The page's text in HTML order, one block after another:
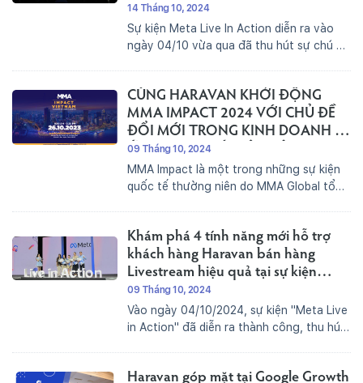
với Harasocial
14 Tháng 10, 2024
Sự kiện Meta Live In Action diễn ra vào
ngày 04/10 vừa qua đã thu hút sự chú ý
Agency, các đối tác...
CÙNG HARAVAN KHỞI ĐỘNG
MMA IMPACT 2024 VỚI CHỦ ĐỀ
ĐỔI MỚI TRONG KINH DOANH -
ỨNG DỤNG TRÍ TUỆ NHÂN TẠO
09 Tháng 10, 2024
MMA Impact là một trong những sự kiện
quốc tế thường niên do MMA Global tổ
chờ. Tiếp nối thành công của MMA...
Khám phá 4 tính năng mới hỗ trợ
khách hàng Haravan bán hàng
Livestream hiệu quả tại sự kiện
"Meta Live in Action"
09 Tháng 10, 2024
Vào ngày 04/10/2024, sự kiện "Meta Live
in Action" đã diễn ra thành công, thu hút
Đây là sự kiện do Meta tổ...
Haravan góp mặt tại Google Growth